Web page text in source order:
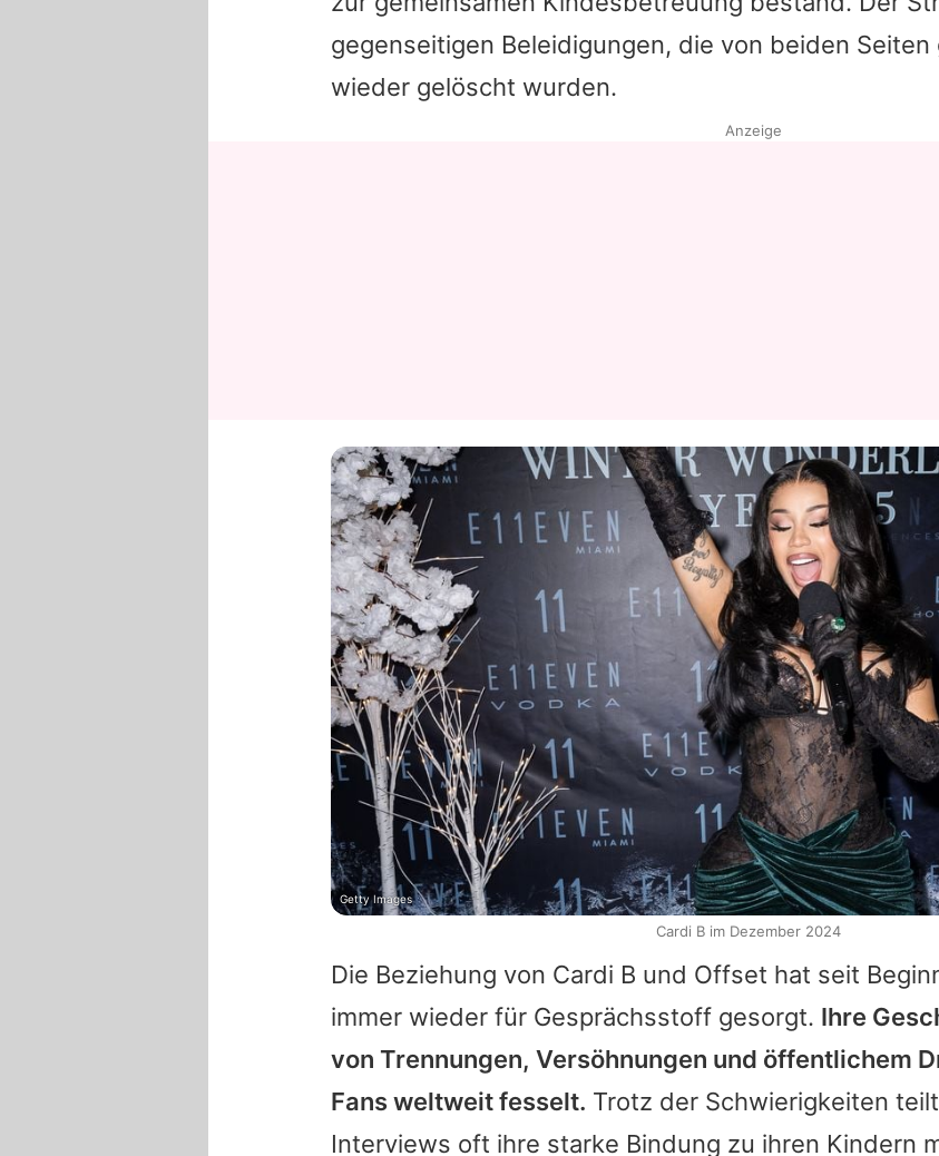
gegenseitigen Beleidigungen, die von beiden
wieder gelöscht wurden.
Die Beziehung von Cardi B und Offset hat seit
immer wieder für Gesprächsstoff gesorgt. Ihre
von Trennungen, Versöhnungen und öffentlichem
Fans weltweit fesselt. Trotz der Schwierigkeiten
Interviews oft ihre starke Bindung zu ihren Kindern
Anzeige
Getty Images
Cardi B im Dezember 2024